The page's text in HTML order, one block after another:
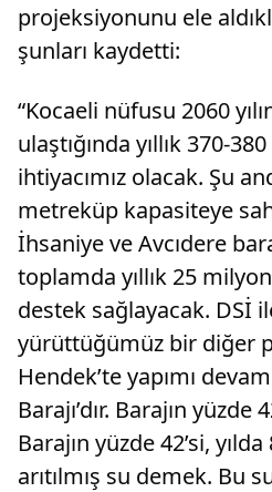
projeksiyonunu ele
şunları kaydetti:
“Kocaeli nüfusu 2060
ulaştığında yıllık 370-
ihtiyacımız olacak. Şu
metreküp kapasiteye
İhsaniye ve Avcıdere
toplamda yıllık 25
destek sağlayacak. DSİ
yürüttüğümüz bir diğer
Hendek’te yapımı
Barajı’dır. Barajın yüzde
Barajın yüzde 42’si,
arıtılmış su demek. Bu